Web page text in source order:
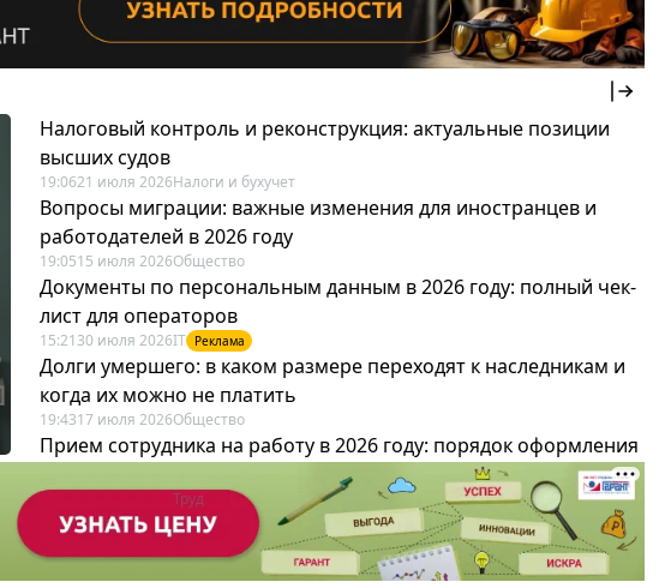
Налоговый контроль и реконструкция: актуальные позиции
высших судов
19:0621 июля 2026Налоги и бухучет
Вопросы миграции: важные изменения для иностранцев и
работодателей в 2026 году
19:0515 июля 2026Общество
Документы по персональным данным в 2026 году: полный чек-
лист для операторов
15:21 30 июля 2026IT Реклама
Долги умершего: в каком размере переходят к наследникам и
когда их можно не платить
19:4317 июля 2026Общество
Прием сотрудника на работу в 2026 году: порядок оформления
12:28 Труд Реклама